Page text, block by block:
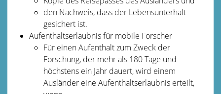
den Nachweis, dass der Lebensunterhalt
gesichert ist.
Aufenthaltserlaubnis für mobile Forscher
Für einen Aufenthalt zum Zweck der
Forschung, der mehr als 180 Tage und
höchstens ein Jahr dauert, wird einem
Ausländer eine Aufenthaltserlaubnis erteilt,